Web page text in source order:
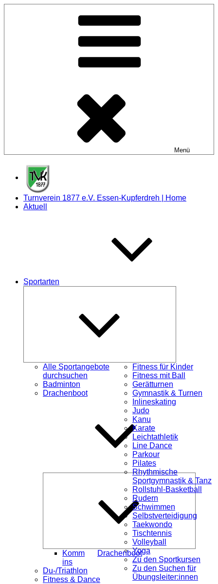
Menü
Turnverein 1877 e.V. Essen-Kupferdreh | Home
Aktuell
Sportarten
Alle Sportangebote
durchsuchen
Badminton
Drachenboot
öffnen
Komm
ins
Drachenboot
Du-/Triathlon
Fitness & Dance
Fitness für Kinder
Fitness mit Ball
Gerätturnen
Gymnastik & Turnen
Inlineskating
Judo
Kanu
Karate
Leichtathletik
Line Dance
Parkour
Pilates
Rhythmische
Sportgymnastik & Tanz
Rollstuhl-Basketball
Rudern
Schwimmen
Selbstverteidigung
Taekwondo
Tischtennis
Volleyball
Yoga
Zu den Sportkursen
Zu den Suchen für
Übungsleiter:innen